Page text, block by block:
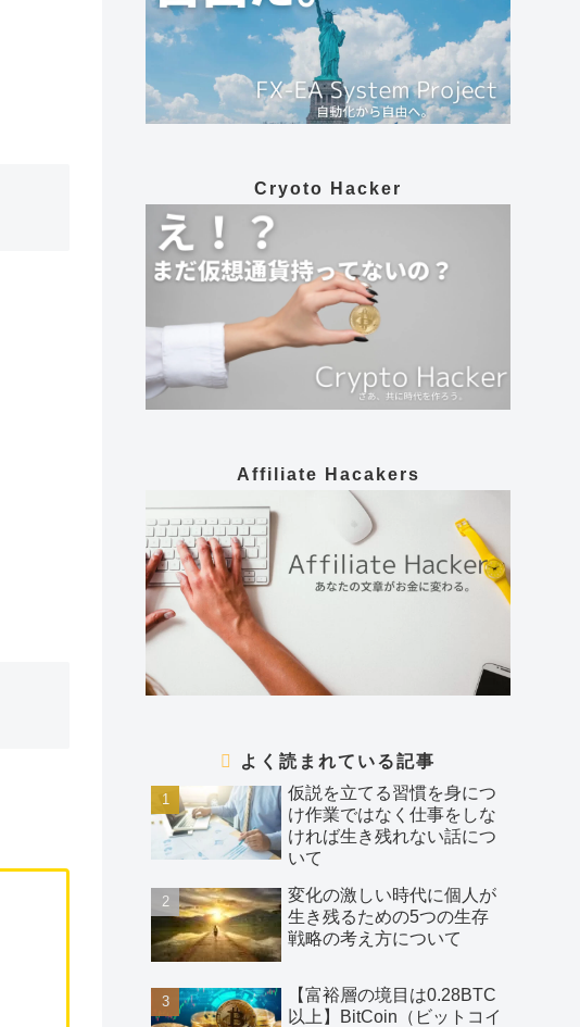
Cryoto Hacker
Affiliate Hacakers
よく読まれている記事
仮説を立てる習慣を身につ
け作業ではなく仕事をしな
ければ生き残れない話につ
いて
変化の激しい時代に個人が
生き残るための5つの生存
戦略の考え方について
【富裕層の境目は0.28BTC
以上】BitCoin（ビットコイ